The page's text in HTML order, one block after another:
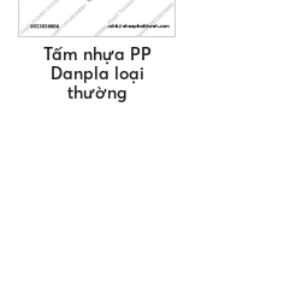
Tấm nhựa PP
Danpla loại
thường